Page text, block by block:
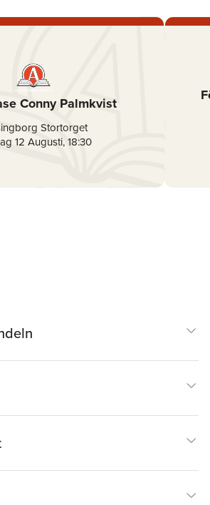
Conny Palmkvist
Stortorget
12 Augusti,18:30